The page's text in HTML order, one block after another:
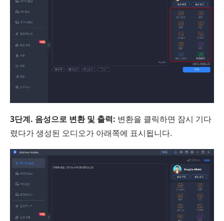
3단계. 음성으로 변환 및 출력: 변환을 클릭하면 잠시 기다
렸다가 생성된 오디오가 아래쪽에 표시됩니다.